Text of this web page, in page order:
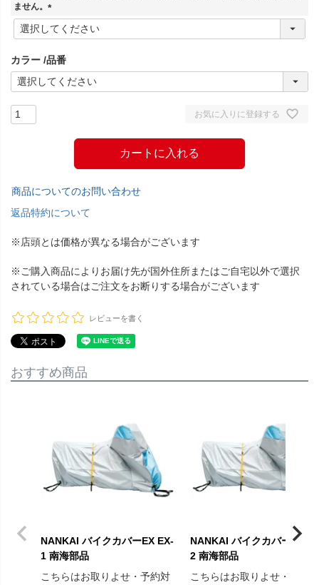
ません。
(
必
)
カラー 品番
お気に入りに登録する
カートに入れる
商品についてのお問い合わせ
返品特約について
※店頭とは価格が異なる場合がございます
※ご購入商品によりお届け先が国外住所またはご自宅以外で選択
されている場合はご注文をお断りする場合がございます
レビューを書く
おすすめ商品
NANKAI バイクカバーEX EX-
1 南海部品
こちらはお取りよせ・予約対
NANKAI バイクカバーEX
2 南海部品
こちらはお取りよせ・予約対